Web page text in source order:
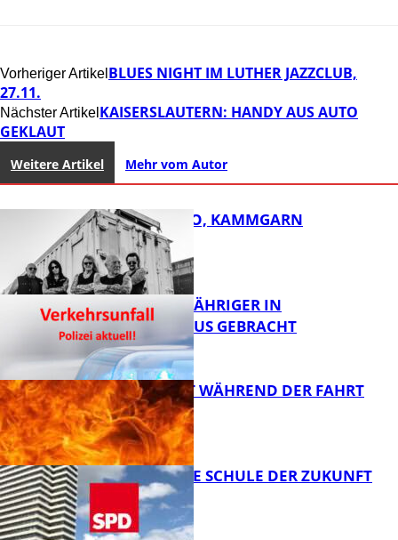
Vorheriger Artikel BLUES NIGHT IM LUTHER JAZZCLUB,
27.11.
Nächster Artikel KAISERSLAUTERN: HANDY AUS AUTO
GEKLAUT
Weitere Artikel Mehr vom Autor
ROSE TATTOO, KAMMGARN
FB News
UNFALL: 58-JÄHRIGER IN
KRANKENHAUS GEBRACHT
FB News
AUTO FÄNGT WÄHREND DER FAHRT
FEUER
WIE SIEHT DIE SCHULE DER ZUKUNFT
AUS?